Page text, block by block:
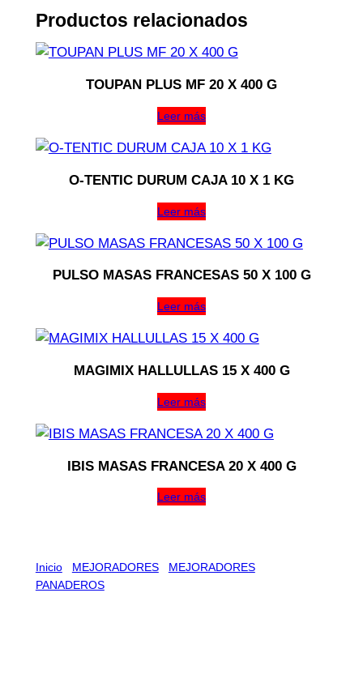
Productos relacionados
TOUPAN PLUS MF 20 X 400 G
Leer más
O-TENTIC DURUM CAJA 10 X 1 KG
Leer más
PULSO MASAS FRANCESAS 50 X 100 G
Leer más
MAGIMIX HALLULLAS 15 X 400 G
Leer más
IBIS MASAS FRANCESA 20 X 400 G
Leer más
Inicio/ MEJORADORES/ MEJORADORES
PANADEROS/ S-500 ULTRA 20 X 500 GR